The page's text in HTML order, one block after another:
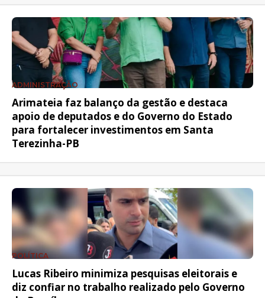
ADMINISTRAÇÃO
Arimateia faz balanço da gestão e destaca
apoio de deputados e do Governo do Estado
para fortalecer investimentos em Santa
Terezinha-PB
POLÍTICA
Lucas Ribeiro minimiza pesquisas eleitorais e
diz confiar no trabalho realizado pelo Governo